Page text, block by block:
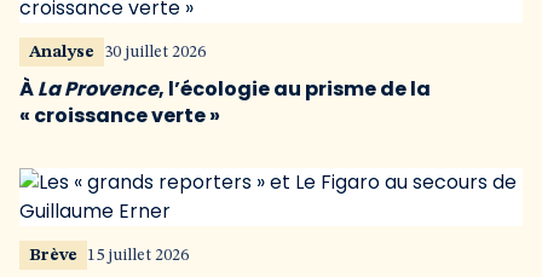
Analyse 30 juillet 2026
ÀLa Provence, l’écologie au prisme de la
« croissance verte »
Brève 15 juillet 2026